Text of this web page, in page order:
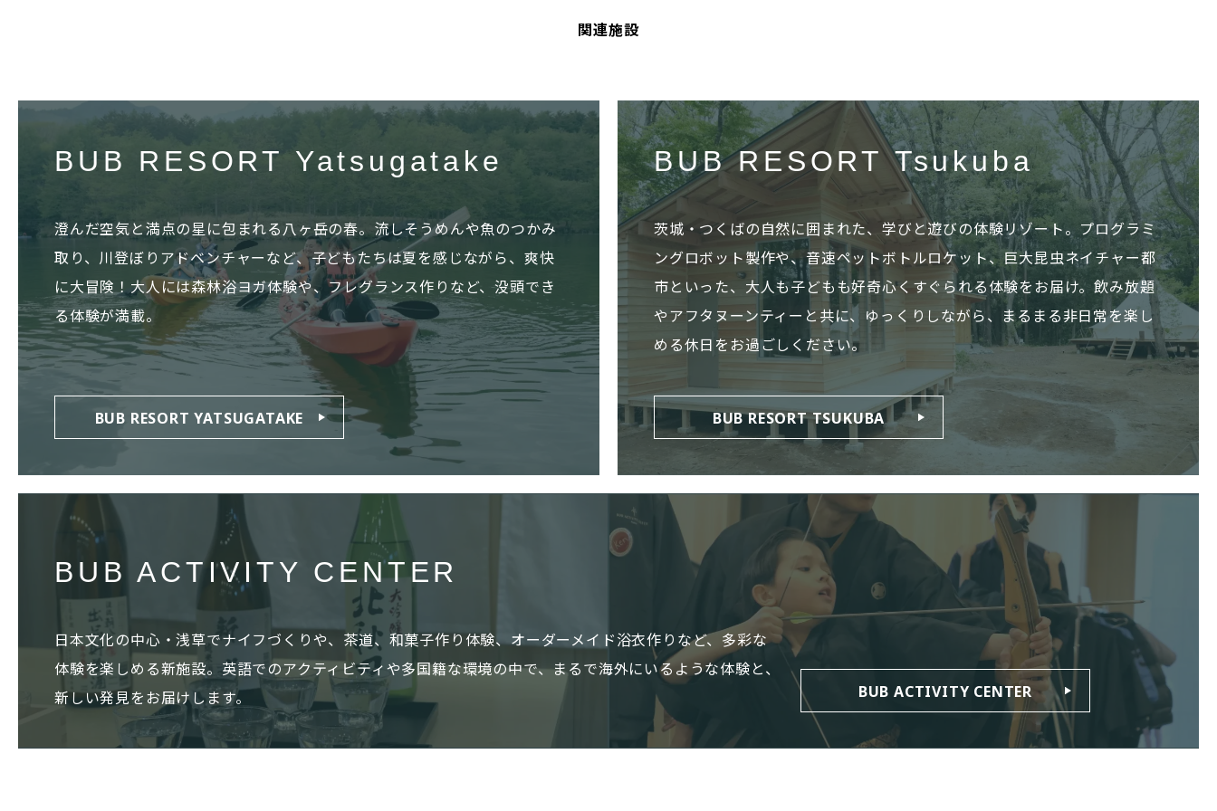
関連施設
BUB RESORT Yatsugatake
澄んだ空気と満点の星に包まれる八ヶ岳の春。流しそうめんや魚のつかみ
取り、川登ぼりアドベンチャーなど、子どもたちは夏を感じながら、爽快
に大冒険！大人には森林浴ヨガ体験や、フレグランス作りなど、没頭でき
る体験が満載。
BUB RESORT YATSUGATAKE
BUB RESORT Tsukuba
茨城・つくばの自然に囲まれた、学びと遊びの体験リゾート。プログラミ
ングロボット製作や、音速ペットボトルロケット、巨大昆虫ネイチャー都
市といった、大人も子どもも好奇心くすぐられる体験をお届け。飲み放題
やアフタヌーンティーと共に、ゆっくりしながら、まるまる非日常を楽し
める休日をお過ごしください。
BUB RESORT TSUKUBA
BUB ACTIVITY CENTER
日本文化の中心・浅草でナイフづくりや、茶道、和菓子作り体験、オーダーメイド浴衣作りなど、多彩な
体験を楽しめる新施設。英語でのアクティビティや多国籍な環境の中で、まるで海外にいるような体験と、
新しい発見をお届けします。
BUB ACTIVITY CENTER